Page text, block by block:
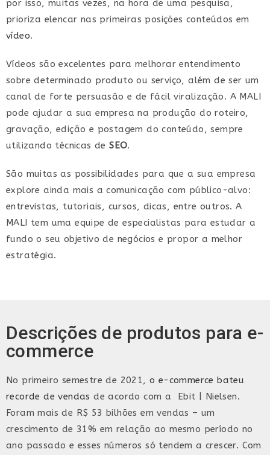
por isso, muitas vezes, na hora de uma pesquisa,
prioriza elencar nas primeiras posições conteúdos em
vídeo.
Vídeos são excelentes para melhorar entendimento
sobre determinado produto ou serviço, além de ser um
canal de forte persuasão e de fácil viralização. A MALI
pode ajudar a sua empresa na produção do roteiro,
gravação, edição e postagem do conteúdo, sempre
utilizando técnicas deSEO.
São muitas as possibilidades para que a sua empresa
explore ainda mais a comunicação com público-alvo:
entrevistas, tutoriais, cursos, dicas, entre outros. A
MALI tem uma equipe de especialistas para estudar a
fundo o seu objetivo de negócios e propor a melhor
estratégia.
Descrições de produtos para e-
commerce
No primeiro semestre de 2021, o e-commerce bateu
recorde de vendas de acordo com a Ebit | Nielsen.
Foram mais de R$ 53 bilhões em vendas – um
crescimento de 31% em relação ao mesmo período no
ano passado e esses números só tendem a crescer. Com